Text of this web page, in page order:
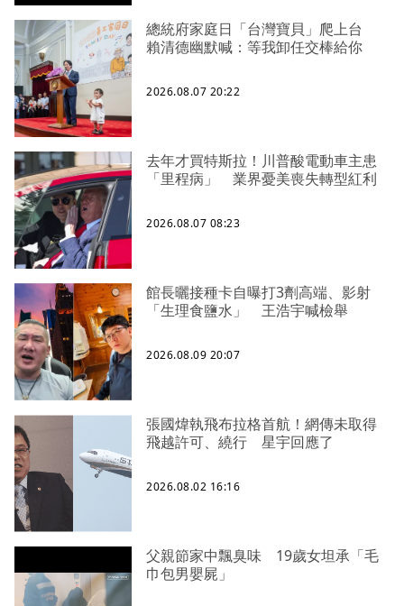
總統府家庭日「台灣寶貝」爬上台
賴清德幽默喊：等我卸任交棒給你
2026.08.07 20:22
去年才買特斯拉！川普酸電動車主患
「里程病」 業界憂美喪失轉型紅利
2026.08.07 08:23
館長曬接種卡自曝打3劑高端、影射
「生理食鹽水」 王浩宇喊檢舉
2026.08.09 20:07
張國煒執飛布拉格首航！網傳未取得
飛越許可、繞行 星宇回應了
2026.08.02 16:16
父親節家中飄臭味 19歲女坦承「毛
巾包男嬰屍」